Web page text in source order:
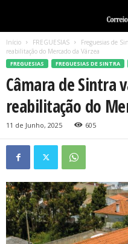
Início FREGUESIAS Freguesias de
reabilitação do Mercado da Várzea
FREGUESIAS FREGUESIAS DE SINTRA
Câmara de Sintra
reabilitação do
11 de Junho, 2025 605